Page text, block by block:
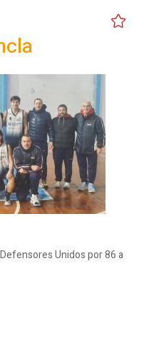
Unidos por 86 a